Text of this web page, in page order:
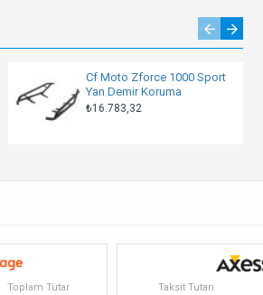
Cf Moto Zforce 1000 Sport
Yan Demir Koruma
₺16.783,32
Toplam Tutar Taksit Tutarı